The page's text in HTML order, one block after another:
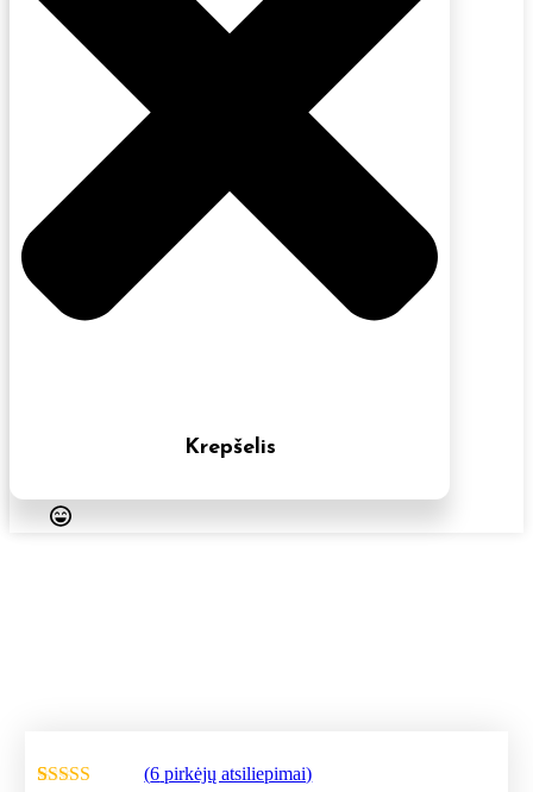
Krepšelis
(6 pirkėjų atsiliepimai)